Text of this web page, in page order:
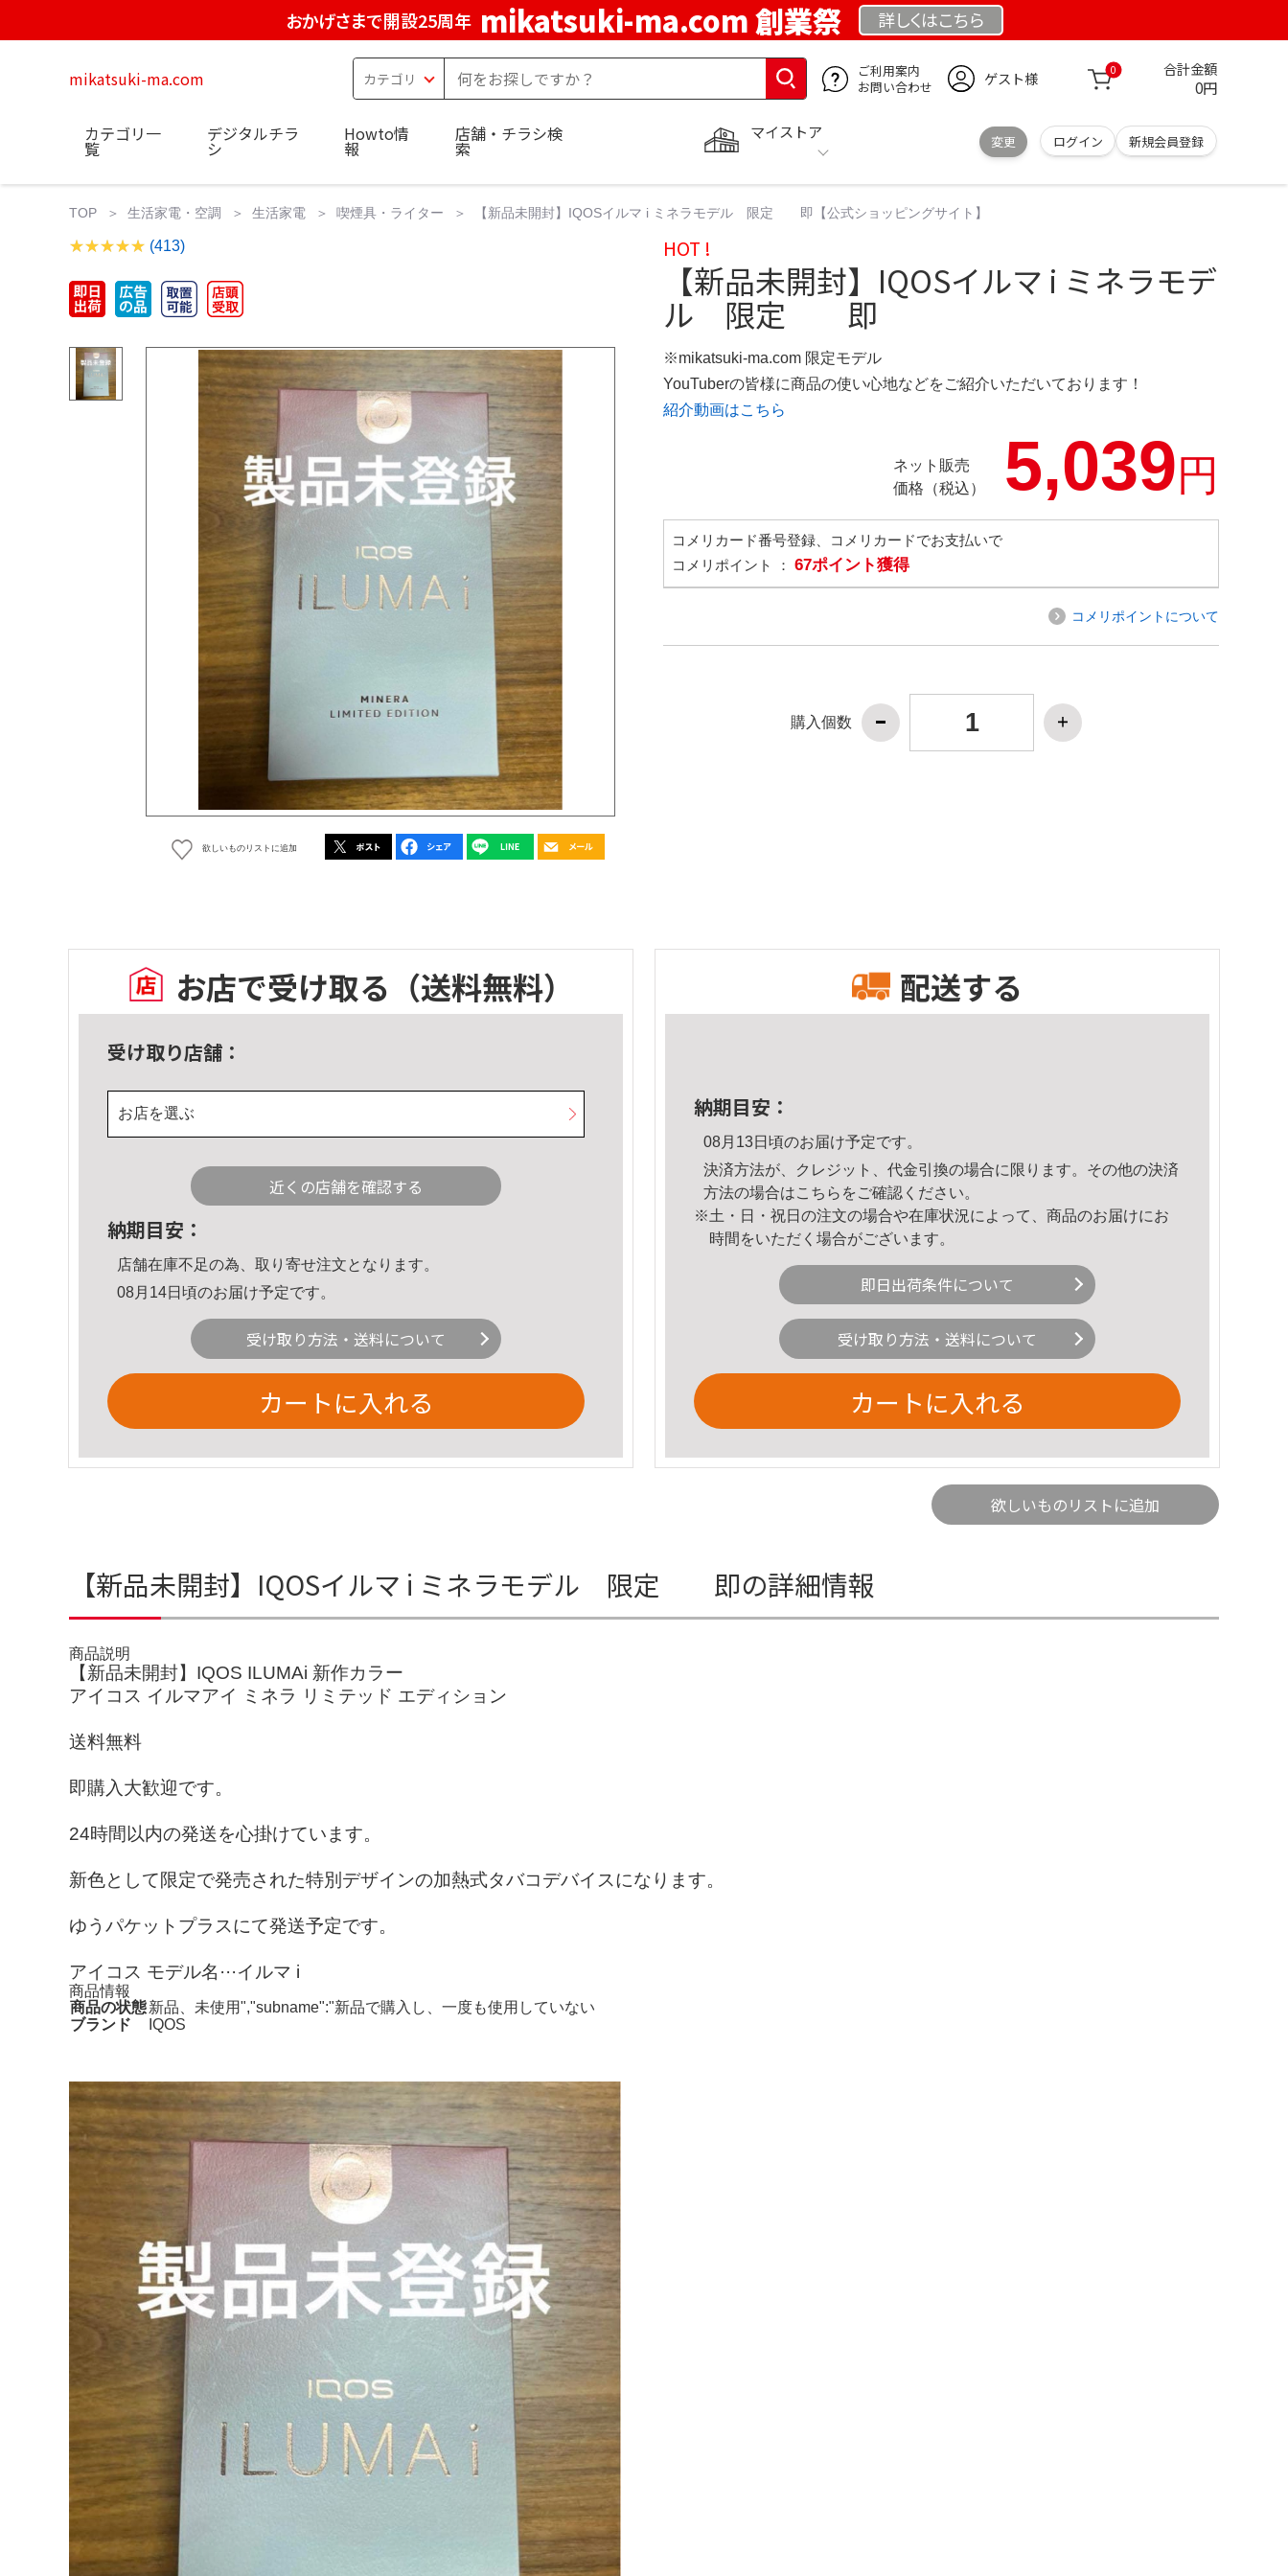
おかげさまで開設25周年 mikatsuki-ma.com 創業祭 詳しくはこちら
mikatsuki-ma.com
ご利用案内
お問い合わせ
ゲスト様 0 合計金額
0円
マイストア
変更 ログイン 新規会員登録
カテゴリ一
覧
デジタルチラ
シ
Howto情
報
店舗・チラシ検
索
TOP 生活家電・空調 生活家電 喫煙具・ライター 【新品未開封】IQOSイルマ i ミネラモデル 限定 即【公式ショッピングサイト】
(413)
欲しいものリストに追加
HOT !
【新品未開封】IQOSイルマ i ミネラモデ
ル 限定 即
※mikatsuki-ma.com 限定モデル
YouTuberの皆様に商品の使い心地などをご紹介いただいております！
紹介動画はこちら
ネット販売
価格（税込）
5,039円
コメリカード番号登録、コメリカードでお支払いで
コメリポイント ： 67ポイント獲得
コメリポイントについて
購入個数
お店で受け取る （送料無料）
受け取り店舗：
お店を選ぶ
近くの店舗を確認する
納期目安：
店舗在庫不足の為、取り寄せ注文となります。
08月14日頃のお届け予定です。
受け取り方法・送料について
カートに入れる
配送する
納期目安：
08月13日頃のお届け予定です。
決済方法が、クレジット、代金引換の場合に限ります。その他の決済
方法の場合はこちら をご確認ください。
※土・日・祝日の注文の場合や在庫状況によって、商品のお届けにお
時間をいただく場合がございます。
即日出荷条件について
受け取り方法・送料について
カートに入れる
欲しいものリストに追加
【新品未開封】IQOSイルマ i ミネラモデル 限定 即の詳細情報
商品説明
【新品未開封】IQOS ILUMAi 新作カラー
アイコス イルマアイ ミネラ リミテッド エディション
送料無料
即購入大歓迎です。
24時間以内の発送を心掛けています。
新色として限定で発売された特別デザインの加熱式タバコデバイスになります。
ゆうパケットプラスにて発送予定です。
アイコス モデル名···イルマ i
商品情報
商品の状態新品、未使用","subname":"新品で購入し、一度も使用していない
ブランド
IQOS